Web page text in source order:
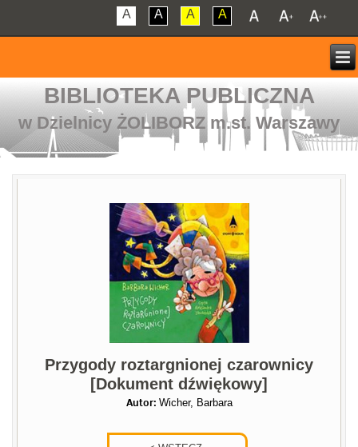
A A A A
BIBLIOTEKA PUBLICZNA
w Dzielnicy ŻOLIBORZ m.st. Warszawy
Przygody roztargnionej czarownicy
[Dokument dźwiękowy]
Autor: Wicher, Barbara